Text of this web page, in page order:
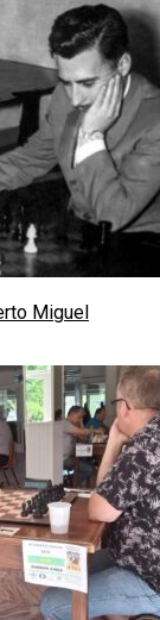
Miguel